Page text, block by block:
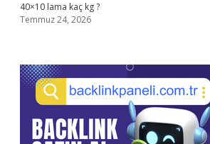
40×10 lama kaç kg ?
Temmuz 24, 2026